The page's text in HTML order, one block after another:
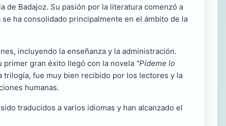
de Badajoz. Su pasión por la literatura comenzó a
ha consolidado principalmente en el ámbito de la
incluyendo la enseñanza y la administración.
primer gran éxito llegó con la novela "Pídeme lo
trilogía, fue muy bien recibido por los lectores y la
humanas.
traducidos a varios idiomas y han alcanzado el